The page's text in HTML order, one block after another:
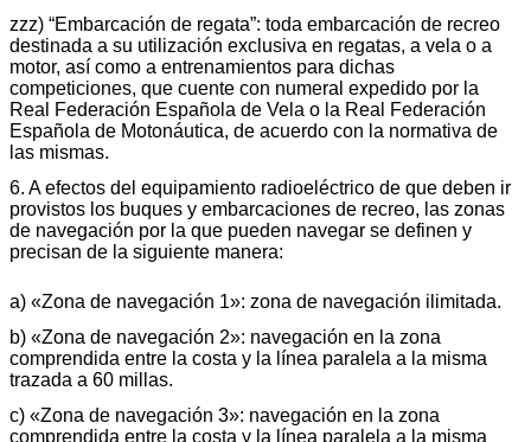
zzz) “Embarcación de regata”: toda embarcación de recreo
destinada a su utilización exclusiva en regatas, a vela o a
motor, así como a entrenamientos para dichas
competiciones, que cuente con numeral expedido por la
Real Federación Española de Vela o la Real Federación
Española de Motonáutica, de acuerdo con la normativa de
las mismas.
6. A efectos del equipamiento radioeléctrico de que deben ir
provistos los buques y embarcaciones de recreo, las zonas
de navegación por la que pueden navegar se definen y
precisan de la siguiente manera:
a) «Zona de navegación 1»: zona de navegación ilimitada.
b) «Zona de navegación 2»: navegación en la zona
comprendida entre la costa y la línea paralela a la misma
trazada a 60 millas.
c) «Zona de navegación 3»: navegación en la zona
comprendida entre la costa y la línea paralela a la misma